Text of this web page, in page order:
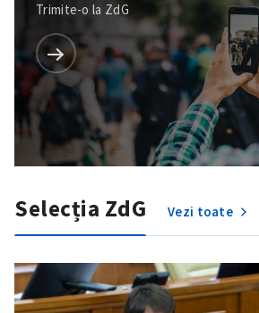
Trimite-o la ZdG
Selecția ZdG Vezi toate